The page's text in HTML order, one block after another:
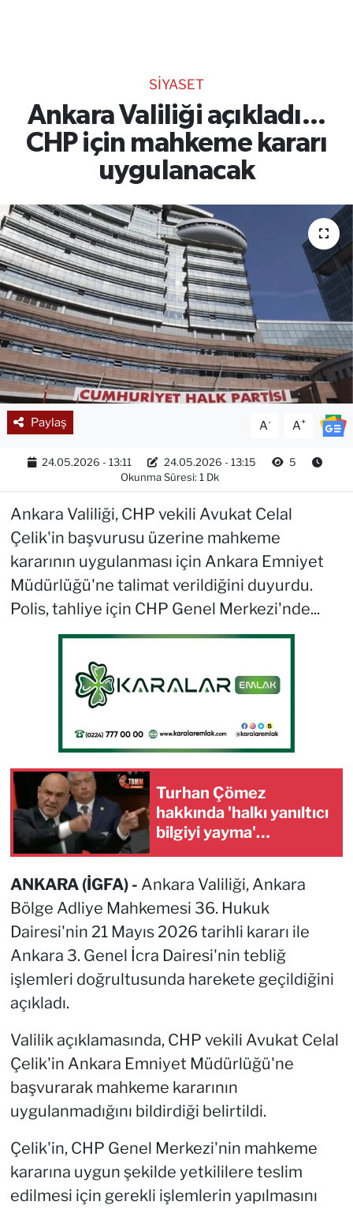
SİYASET
Ankara Valiliği açıkladı...
CHP için mahkeme kararı
uygulanacak
Paylaş A- A+
24.05.2026 - 13:11 24.05.2026 - 13:15
5
Okunma Süresi: 1 Dk
Ankara Valiliği, CHP vekili Avukat Celal
Çelik'in başvurusu üzerine mahkeme
kararının uygulanması için Ankara Emniyet
Müdürlüğü'ne talimat verildiğini duyurdu.
Polis, tahliye için CHP Genel Merkezi'nde...
Turhan Çömez
hakkında 'halkı yanıltıcı
bilgiyi yayma'
ANKARA (İGFA) - Ankara Valiliği, Ankara
Bölge Adliye Mahkemesi 36. Hukuk
Dairesi'nin 21 Mayıs 2026 tarihli kararı ile
Ankara 3. Genel İcra Dairesi'nin tebliğ
işlemleri doğrultusunda harekete geçildiğini
açıkladı.
Valilik açıklamasında, CHP vekili Avukat Celal
Çelik'in Ankara Emniyet Müdürlüğü'ne
başvurarak mahkeme kararının
uygulanmadığını bildirdiği belirtildi.
Çelik'in, CHP Genel Merkezi'nin mahkeme
kararına uygun şekilde yetkililere teslim
edilmesi için gerekli işlemlerin yapılmasını
RESMİ İLANLAR
Gencsesfm Canlı Dinle